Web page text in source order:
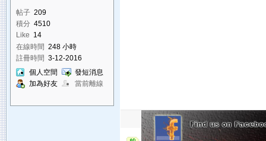
帖子 209
積分 4510
Like 14
在線時間 248 小時
註冊時間 3-12-2016
個人空間
發短消息
加為好友
當前離線